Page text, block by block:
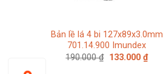
Bản lề lá 4 bi 127x89x3.0mm
701.14.900 Imundex
190.000₫ Giá
133.000 ₫Giá
hiện